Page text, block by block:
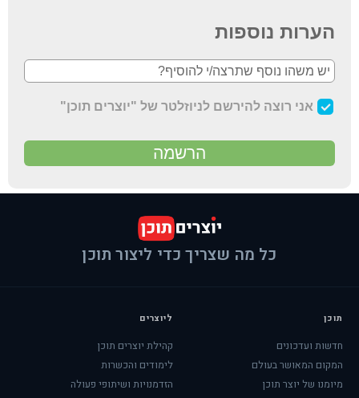
כל מה שצריך כדי ליצור תוכן
תוכן
חדשות ועדכונים
המקום המאושר בעולם
מיומנו של יוצר תוכן
ליוצרים
קהילת יוצרים תוכן
לימודים והכשרות
הזדמנויות ושיתופי פעולה